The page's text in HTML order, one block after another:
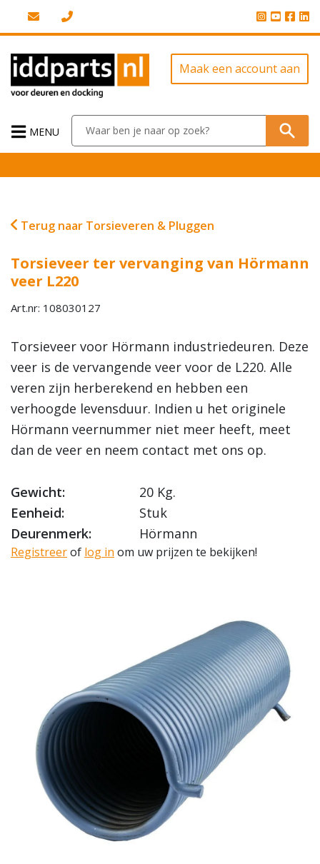
Maak een account aan
MENU
Terug naar Torsieveren & Pluggen
Torsieveer ter vervanging van Hörmann
veer L220
Art.nr: 108030127
Torsieveer voor Hörmann industriedeuren. Deze
veer is de vervangende veer voor de L220. Alle
veren zijn herberekend en hebben een
verhoogde levensduur. Indien u het originele
Hörmann veernummer niet meer heeft, meet
dan de veer en neem contact met ons op.
Gewicht:
20 Kg.
Eenheid:
Stuk
Deurenmerk:
Hörmann
Registreerof log in om uw prijzen te bekijken!